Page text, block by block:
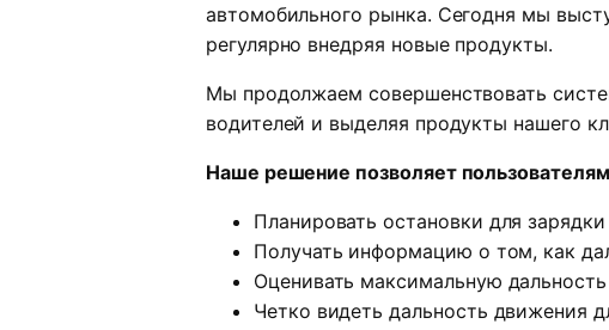
автомобильного рынка. Сегодня мы
регулярно внедряя новые продукты.
Мы продолжаем совершенствовать
водителей и выделяя продукты нашего
Наше решение позволяет
Планировать остановки для
Получать информацию о том, как
Оценивать максимальную
Четко видеть дальность движения